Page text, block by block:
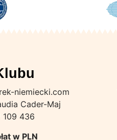
niemiecki.com
Cader-Maj
109 436
w PLN